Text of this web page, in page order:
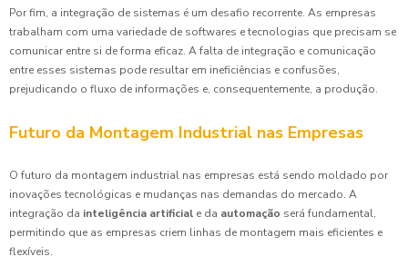
Por fim, a integração de sistemas é um desafio recorrente. As empresas
trabalham com uma variedade de softwares e tecnologias que precisam se
comunicar entre si de forma eficaz. A falta de integração e comunicação
entre esses sistemas pode resultar em ineficiências e confusões,
prejudicando o fluxo de informações e, consequentemente, a produção.
Futuro da Montagem Industrial nas Empresas
O futuro da montagem industrial nas empresas está sendo moldado por
inovações tecnológicas e mudanças nas demandas do mercado. A
integração da inteligência artificial e da automação será fundamental,
permitindo que as empresas criem linhas de montagem mais eficientes e
flexíveis.